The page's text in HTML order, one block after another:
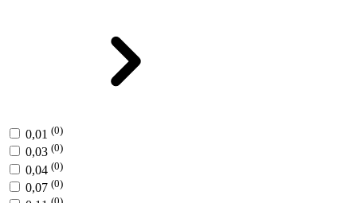
0,01 (0)
0,03 (0)
0,04 (0)
0,07 (0)